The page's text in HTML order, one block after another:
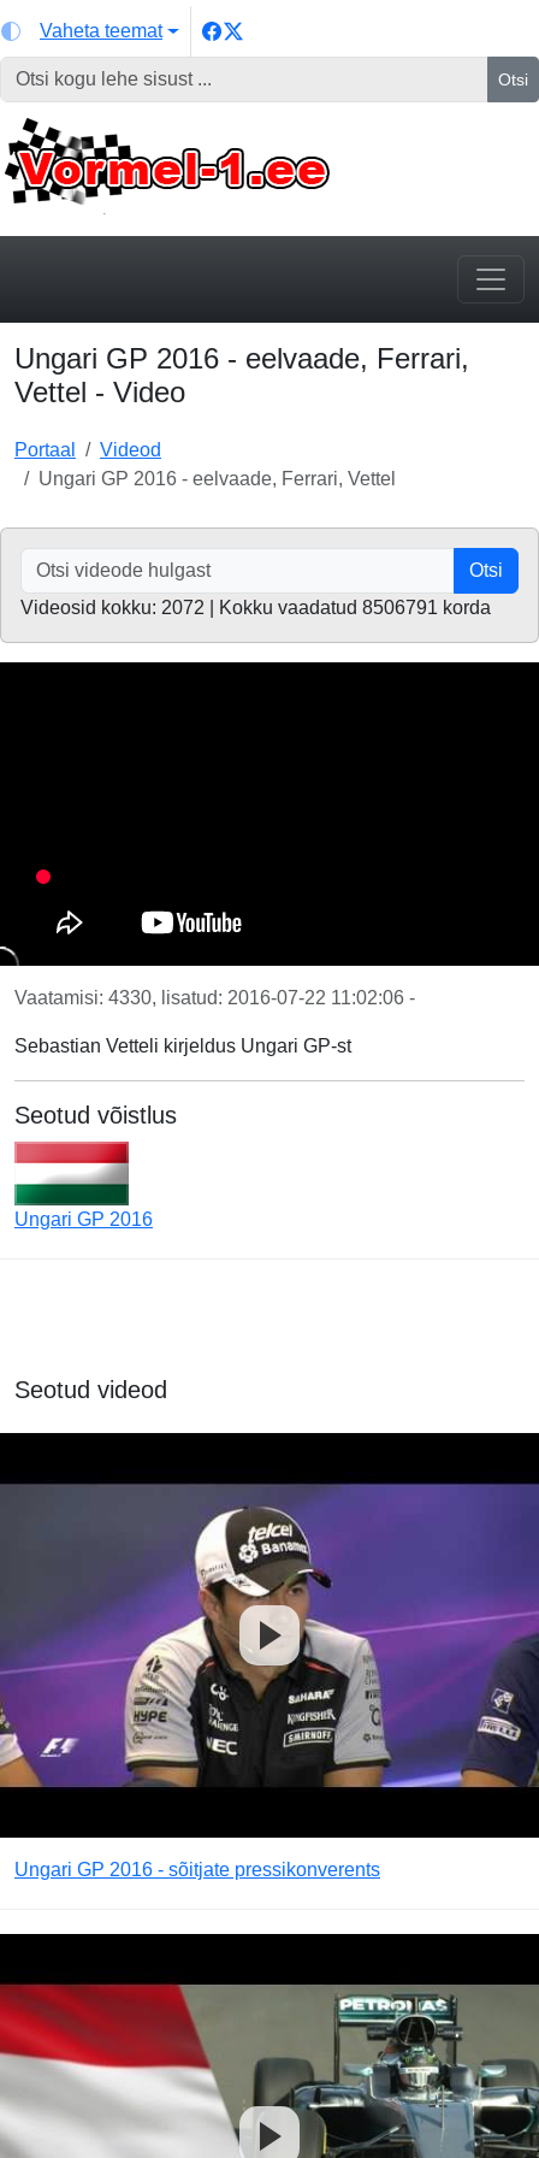
Vaheta teemat
Otsi
Ungari GP 2016 - eelvaade, Ferrari,
Vettel - Video
Portaal
Videod
Ungari GP 2016 - eelvaade, Ferrari, Vettel
Otsi
Videosid kokku: 2072 | Kokku vaadatud 8506791 korda
Vaatamisi: 4330, lisatud: 2016-07-22 11:02:06 -
Sebastian Vetteli kirjeldus Ungari GP-st
Seotud võistlus
Ungari GP 2016
Seotud videod
Ungari GP 2016 - sõitjate pressikonverents